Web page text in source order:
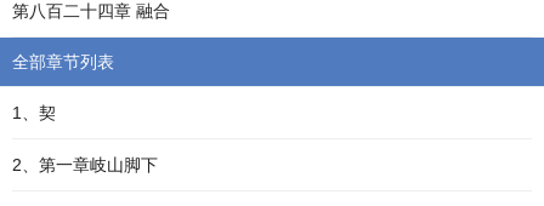
第八百二十四章 融合
全部章节列表
1、契
2、第一章岐山脚下